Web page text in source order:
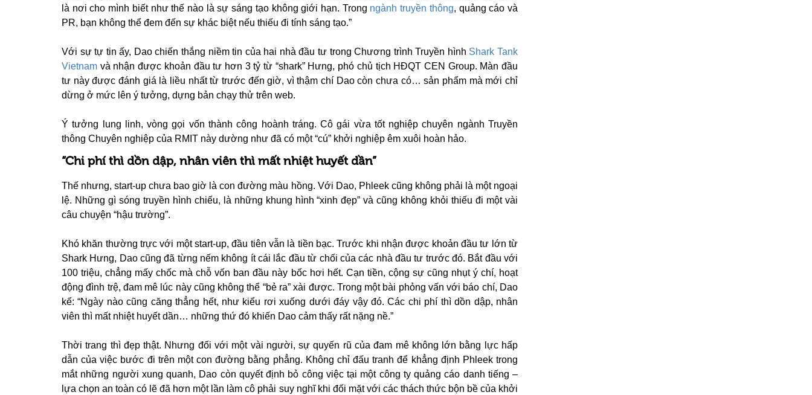
là nơi cho mình biết như thế nào là sự sáng tạo không giới hạn. Trong ngành truyền thông, quảng cáo và
PR, bạn không thể đem đến sự khác biệt nếu thiếu đi tính sáng tạo.”
Với sự tự tin ấy, Dao chiến thắng niềm tin của hai nhà đầu tư trong Chương trình Truyền hình Shark Tank
Vietnam và nhận được khoản đầu tư hơn 3 tỷ từ “shark” Hưng, phó chủ tịch HĐQT CEN Group. Màn đầu
tư này được đánh giá là liều nhất từ trước đến giờ, vì thậm chí Dao còn chưa có… sản phẩm mà mới chỉ
dừng ở mức lên ý tưởng, dựng bản chạy thử trên web.
Ý tưởng lung linh, vòng gọi vốn thành công hoành tráng. Cô gái vừa tốt nghiệp chuyên ngành Truyền
thông Chuyên nghiệp của RMIT này dường như đã có một “cú” khởi nghiệp êm xuôi hoàn hảo.
“Chi phí thì dồn dập, nhân viên thì mất nhiệt huyết dần”
Thế nhưng, start-up chưa bao giờ là con đường màu hồng. Với Dao, Phleek cũng không phải là một ngoại
lệ. Những gì sóng truyền hình chiếu, là những khung hình “xinh đẹp” và cũng không khỏi thiếu đi một vài
câu chuyện “hậu trường”.
Khó khăn thường trực với một start-up, đầu tiên vẫn là tiền bạc. Trước khi nhận được khoản đầu tư lớn từ
Shark Hưng, Dao cũng đã từng nếm không ít cái lắc đầu từ chối của các nhà đầu tư trước đó. Bắt đầu với
100 triệu, chẳng mấy chốc mà chỗ vốn ban đầu này bốc hơi hết. Cạn tiền, cộng sự cũng nhụt ý chí, hoạt
động đình trệ, đam mê lúc này cũng không thể “bẻ ra” xài được. Trong một bài phỏng vấn với báo chí, Dao
kể: “Ngày nào cũng căng thẳng hết, như kiểu rơi xuống dưới đáy vậy đó. Các chi phí thì dồn dập, nhân
viên thì mất nhiệt huyết dần… những thứ đó khiến Dao cảm thấy rất nặng nề.”
Thời trang thì đẹp thật. Nhưng đối với một vài người, sự quyến rũ của đam mê không lớn bằng lực hấp
dẫn của việc bước đi trên một con đường bằng phẳng. Không chỉ đấu tranh để khẳng định Phleek trong
mắt những người xung quanh, Dao còn quyết định bỏ công việc tại một công ty quảng cáo danh tiếng –
lựa chọn an toàn có lẽ đã hơn một lần làm cô phải suy nghĩ khi đối mặt với các thách thức bộn bề của khởi